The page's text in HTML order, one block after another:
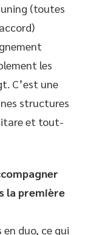
(toutes
les
C’est une
structures
et tout-
la première
en duo, ce qui